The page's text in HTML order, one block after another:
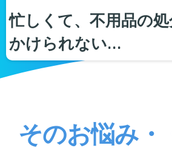
忙しくて、不用品の
かけられない…
そのお悩み・